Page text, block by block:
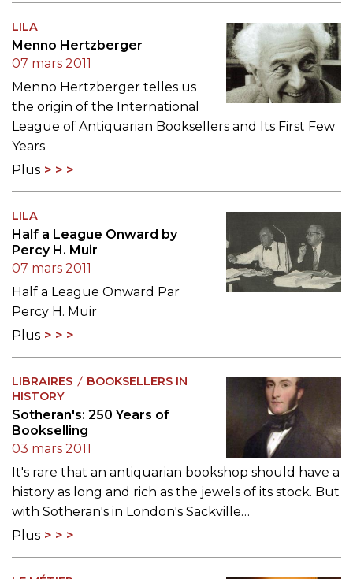
LILA
Menno Hertzberger
07 mars 2011
Menno Hertzberger telles us
the origin of the International
League of Antiquarian Booksellers and Its First Few
Years
Plus
LILA
Half a League Onward by
Percy H. Muir
07 mars 2011
Half a League Onward Par
Percy H. Muir
Plus
LIBRAIRES
BOOKSELLERS IN
HISTORY
Sotheran's: 250 Years of
Bookselling
03 mars 2011
It's rare that an antiquarian bookshop should have a
history as long and rich as the jewels of its stock. But
with Sotheran's in London's Sackville…
Plus